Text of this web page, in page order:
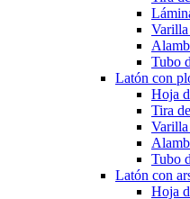
Varilla
Tubo
Latón con
Hoja
Tira
Tubo
Latón con
Hoja